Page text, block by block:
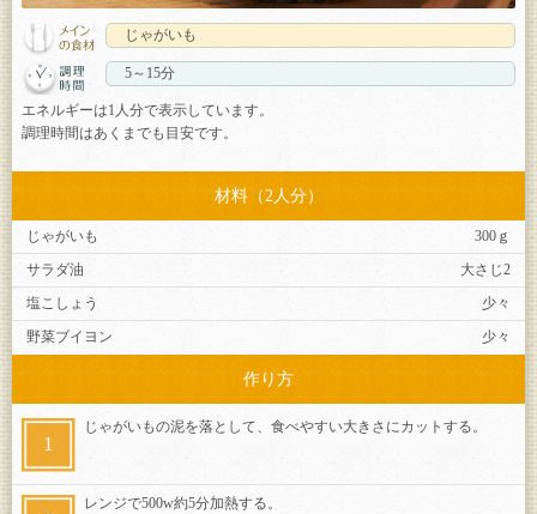
じゃがいも
5～15分
エネルギーは1人分で表示しています。
調理時間はあくまでも目安です。
材料（2人分）
じゃがいも
300ｇ
サラダ油
大さじ2
塩こしょう
少々
野菜ブイヨン
少々
作り方
じゃがいもの泥を落として、食べやすい大きさにカットする。
レンジで500w約5分加熱する。